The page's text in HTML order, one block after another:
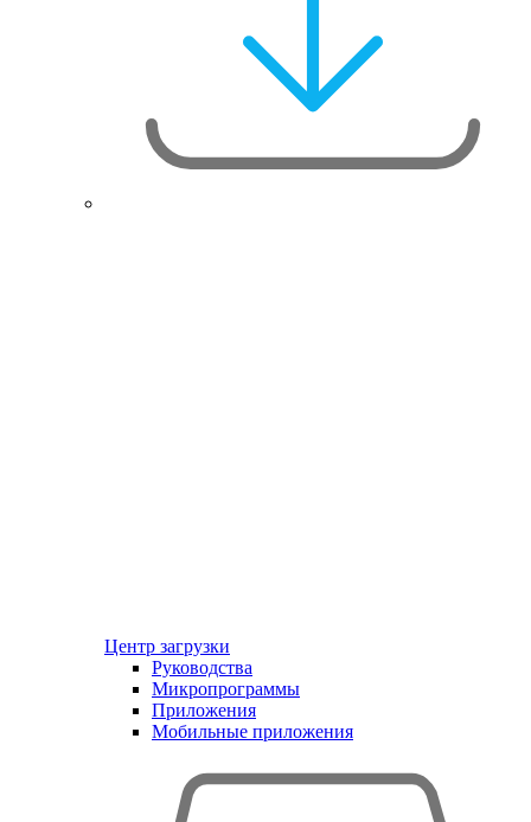
Центр загрузки
Руководства
Микропрограммы
Приложения
Мобильные приложения